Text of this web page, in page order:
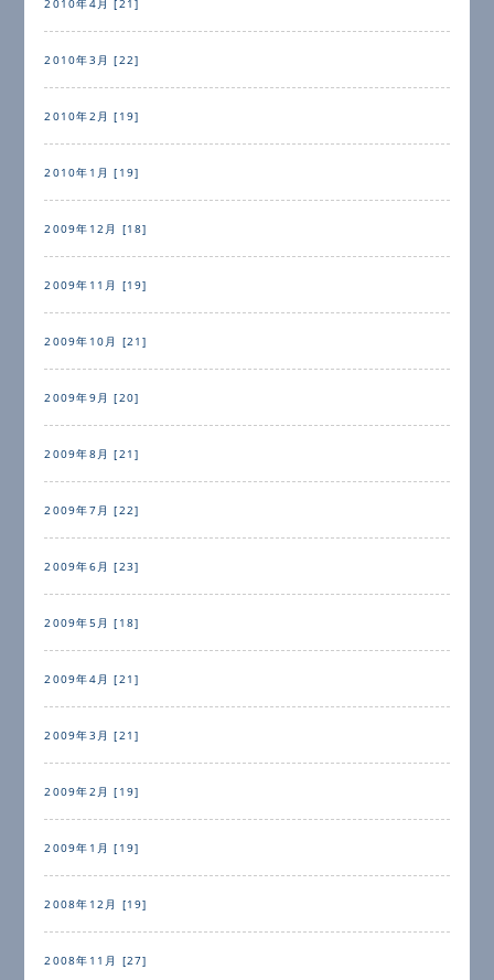
2010年3月 [22]
2010年2月 [19]
2010年1月 [19]
2009年12月 [18]
2009年11月 [19]
2009年10月 [21]
2009年9月 [20]
2009年8月 [21]
2009年7月 [22]
2009年6月 [23]
2009年5月 [18]
2009年4月 [21]
2009年3月 [21]
2009年2月 [19]
2009年1月 [19]
2008年12月 [19]
2008年11月 [27]